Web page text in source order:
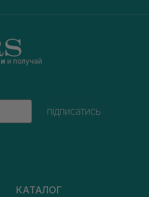
и получай
підписатись
КАТАЛОГ